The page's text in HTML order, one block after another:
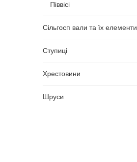
Піввісі
Сільгосп вали та їх елементи
Ступиці
Хрестовини
Шруси